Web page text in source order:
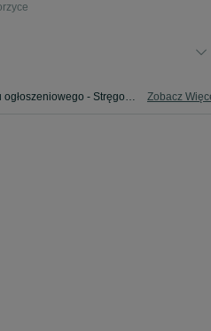
Skorzystaj z największego serwisu ogłoszeniowego - Stręgoborzyce i okolice! - kupuj lub sprzedawaj jeszcze wygodniej w kategorii Pozostałe! Zobacz